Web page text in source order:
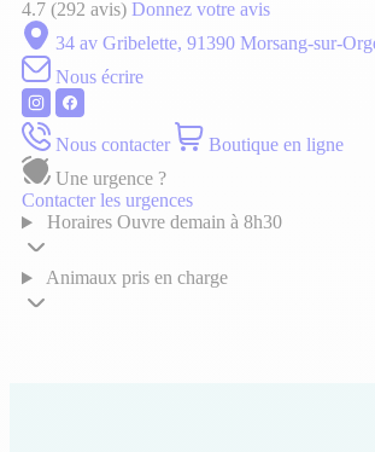
4.7 (292 avis) Donnez votre avis
34 av Gribelette, 91390 Morsang-sur-
Nous écrire
Nous contacter
Boutique en ligne
Une urgence ?
Contacter les urgences
Horaires Ouvre demain à 8h30
Animaux pris en charge